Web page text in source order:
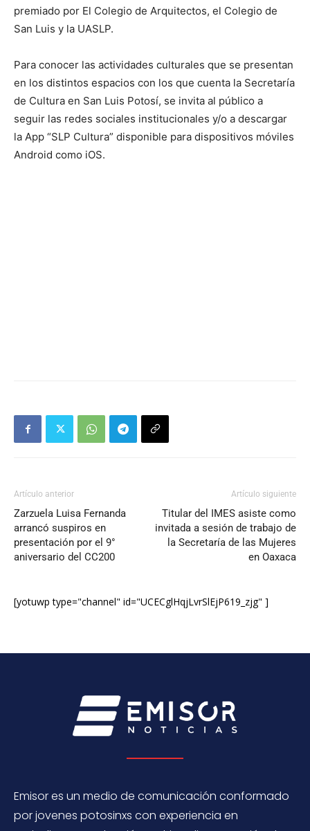
premiado por El Colegio de Arquitectos, el Colegio de
San Luis y la UASLP.
Para conocer las actividades culturales que se presentan
en los distintos espacios con los que cuenta la Secretaría
de Cultura en San Luis Potosí, se invita al público a
seguir las redes sociales institucionales y/o a descargar
la App “SLP Cultura” disponible para dispositivos móviles
Android como iOS.
Artículo anterior
Zarzuela Luisa Fernanda
arrancó suspiros en
presentación por el 9°
aniversario del CC200
Artículo siguiente
Titular del IMES asiste como
invitada a sesión de trabajo de
la Secretaría de las Mujeres
en Oaxaca
[yotuwp type="channel" id="UCECglHqjLvrSlEjP619_zjg" ]
Emisor es un medio de comunicación conformado
por jovenes potosinxs con experiencia en